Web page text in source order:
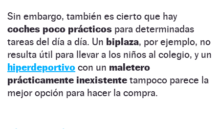
Sin embargo, también es cierto que hay
coches poco prácticos para determinadas
tareas del día a día. Un biplaza, por ejemplo, no
resulta útil para llevar a los niños al colegio, y un
hiperdeportivo con un maletero
prácticamente inexistente tampoco parece la
mejor opción para hacer la compra.